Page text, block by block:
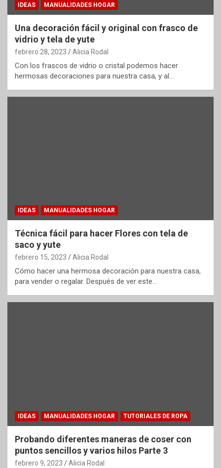
IDEAS MANUALIDADES HOGAR
Una decoración fácil y original con frasco de
vidrio y tela de yute
febrero 28, 2023 Alicia Rodal
Con los frascos de vidrio o cristal podemos hacer
hermosas decoraciones para nuestra casa, y al…
IDEAS MANUALIDADES HOGAR
Técnica fácil para hacer Flores con tela de
saco y yute
febrero 15, 2023 Alicia Rodal
Cómo hacer una hermosa decoración para nuestra casa,
para vender o regalar. Después de ver este…
IDEAS MANUALIDADES HOGAR TUTORIALES DE ROPA
Probando diferentes maneras de coser con
puntos sencillos y varios hilos Parte 3
febrero 9, 2023 Alicia Rodal